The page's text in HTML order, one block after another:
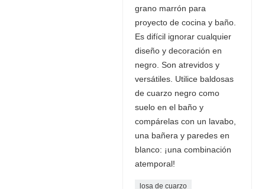
grano marrón para
proyecto de cocina y baño.
Es difícil ignorar cualquier
diseño y decoración en
negro. Son atrevidos y
versátiles. Utilice baldosas
de cuarzo negro como
suelo en el baño y
compárelas con un lavabo,
una bañera y paredes en
blanco: ¡una combinación
atemporal!
losa de cuarzo